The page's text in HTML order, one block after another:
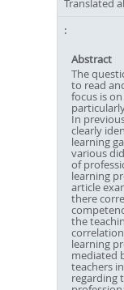
Translated
Abstract
The
to read
focus is
In
clearly
learning
various
of
learning
article
there
the
learning
mediated
teachers
regarding